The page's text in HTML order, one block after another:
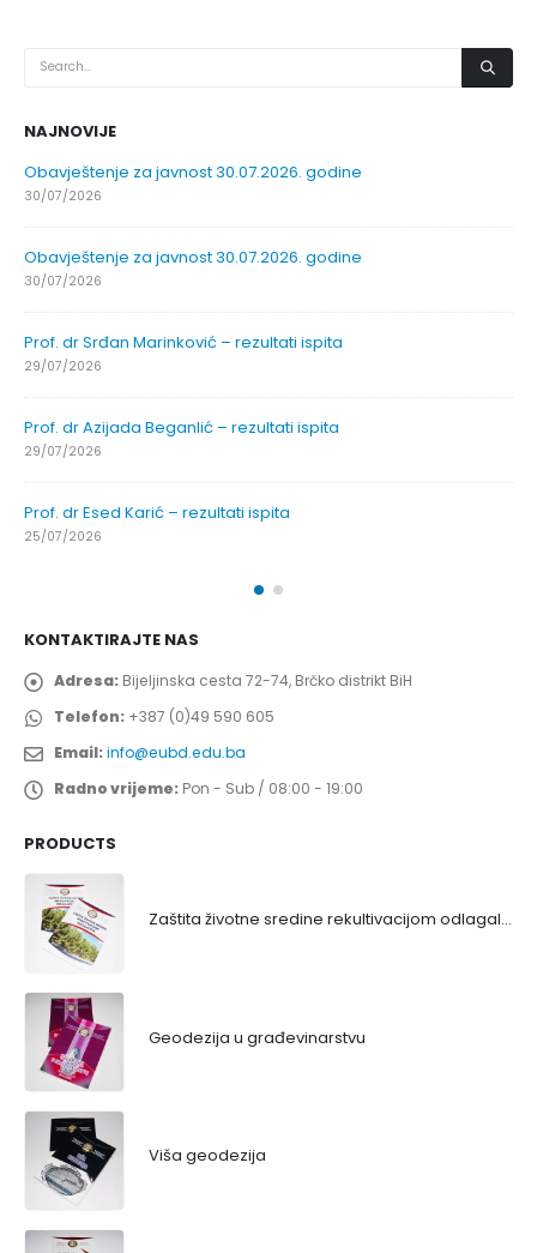
NAJNOVIJE
Obavještenje za javnost 30.07.2026. godine
30/07/2026
Obavještenje za javnost 30.07.2026. godine
30/07/2026
Prof. dr Srđan Marinković – rezultati ispita
29/07/2026
Prof. dr Azijada Beganlić – rezultati ispita
29/07/2026
Prof. dr Esed Karić – rezultati ispita
25/07/2026
KONTAKTIRAJTE NAS
Adresa: Bijeljinska cesta 72-74, Brčko distrikt BiH
Telefon: +387 (0)49 590 605
Email:info@eubd.edu.ba
Radno vrijeme: Pon - Sub / 08:00 - 19:00
PRODUCTS
Zaštita životne sredine rekultivacijom odlagališta
Geodezija u građevinarstvu
Viša geodezija